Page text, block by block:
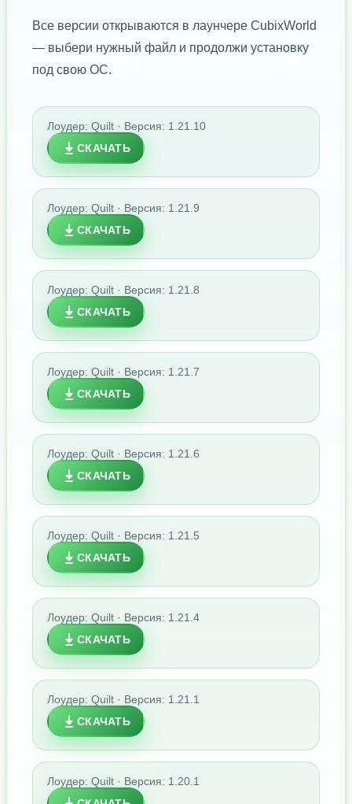
Все версии открываются в лаунчере CubixWorld
— выбери нужный файл и продолжи установку
под свою ОС.
Лоудер: Quilt · Версия: 1.21.10
СКАЧАТЬ
Лоудер: Quilt · Версия: 1.21.9
СКАЧАТЬ
Лоудер: Quilt · Версия: 1.21.8
СКАЧАТЬ
Лоудер: Quilt · Версия: 1.21.7
СКАЧАТЬ
Лоудер: Quilt · Версия: 1.21.6
СКАЧАТЬ
Лоудер: Quilt · Версия: 1.21.5
СКАЧАТЬ
Лоудер: Quilt · Версия: 1.21.4
СКАЧАТЬ
Лоудер: Quilt · Версия: 1.21.1
СКАЧАТЬ
Лоудер: Quilt · Версия: 1.20.1